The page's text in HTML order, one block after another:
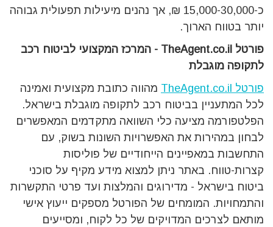
כ-15,000-30,000 ₪, אך נהנים מיעילות תפעולית גבוהה
יותר בטווח הארוך.
פורטל
המרכז המקצועי לביטוח רכב
לתקופה מוגבלת
פורטל TheAgent.co.il
מהווה כתובת מקצועית ואמינה
לכל המתעניין בביטוח רכב לתקופה מוגבלת בישראל.
הפלטפורמה מציעה כלי השוואה מתקדמים המאפשרים
לבחון במהירות את האפשרויות השונות בשוק, עם
התחשבות במאפיינים הייחודיים של פוליסות
קצרות-טווח. באתר ניתן למצוא מידע מקיף על סוכני
ביטוח בישראל - מדירוגים והמלצות ועד פרטי התקשרות
והתמחויות. המומחים של הפורטל מספקים ייעוץ אישי
מותאם לצרכים המדויקים של כל לקוח, ומסייעים